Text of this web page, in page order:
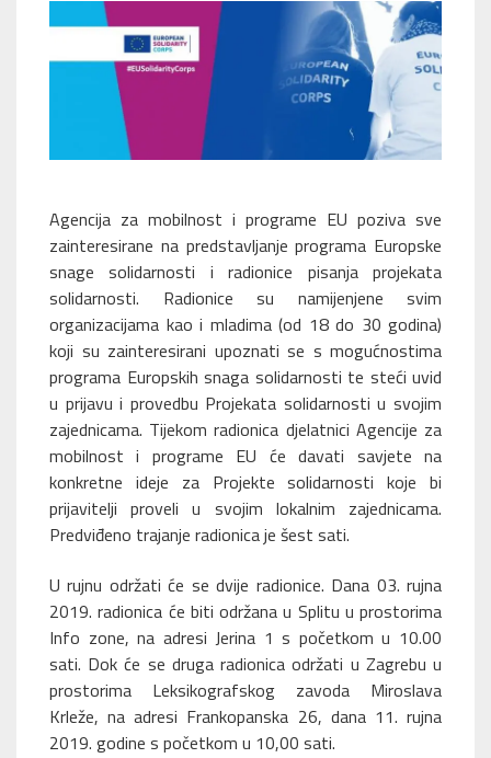
Agencija za mobilnost i programe EU poziva sve
zainteresirane na predstavljanje programa Europske
snage solidarnosti i radionice pisanja projekata
solidarnosti. Radionice su namijenjene svim
organizacijama kao i mladima (od 18 do 30 godina)
koji su zainteresirani upoznati se s mogućnostima
programa Europskih snaga solidarnosti te steći uvid
u prijavu i provedbu Projekata solidarnosti u svojim
zajednicama. Tijekom radionica djelatnici Agencije za
mobilnost i programe EU će davati savjete na
konkretne ideje za Projekte solidarnosti koje bi
prijavitelji proveli u svojim lokalnim zajednicama.
Predviđeno trajanje radionica je šest sati.
U rujnu održati će se dvije radionice. Dana 03. rujna
2019. radionica će biti održana u Splitu u prostorima
Info zone, na adresi Jerina 1 s početkom u 10.00
sati. Dok će se druga radionica održati u Zagrebu u
prostorima Leksikografskog zavoda Miroslava
Krleže, na adresi Frankopanska 26, dana 11. rujna
2019. godine s početkom u 10,00 sati.